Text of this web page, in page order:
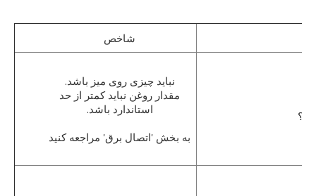
شاخص
نباید چیزی روی میز باشد.
مقدار روغن نباید کمتر از حد
استاندارد باشد.
به بخش 'اتصال برق' مراجعه کنید